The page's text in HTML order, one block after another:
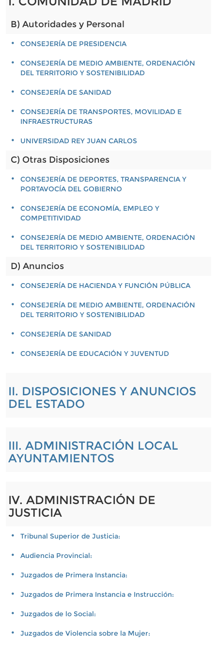
B) Autoridades y Personal
CONSEJERÍA DE PRESIDENCIA
CONSEJERÍA DE MEDIO AMBIENTE, ORDENACIÓN
DEL TERRITORIO Y SOSTENIBILIDAD
CONSEJERÍA DE SANIDAD
CONSEJERÍA DE TRANSPORTES, MOVILIDAD E
INFRAESTRUCTURAS
UNIVERSIDAD REY JUAN CARLOS
C) Otras Disposiciones
CONSEJERÍA DE DEPORTES, TRANSPARENCIA Y
PORTAVOCÍA DEL GOBIERNO
CONSEJERÍA DE ECONOMÍA, EMPLEO Y
COMPETITIVIDAD
CONSEJERÍA DE MEDIO AMBIENTE, ORDENACIÓN
DEL TERRITORIO Y SOSTENIBILIDAD
D) Anuncios
CONSEJERÍA DE HACIENDA Y FUNCIÓN PÚBLICA
CONSEJERÍA DE MEDIO AMBIENTE, ORDENACIÓN
DEL TERRITORIO Y SOSTENIBILIDAD
CONSEJERÍA DE SANIDAD
CONSEJERÍA DE EDUCACIÓN Y JUVENTUD
II. DISPOSICIONES Y ANUNCIOS
DEL ESTADO
III. ADMINISTRACIÓN LOCAL
AYUNTAMIENTOS
IV. ADMINISTRACIÓN DE
JUSTICIA
Tribunal Superior de Justicia:
Audiencia Provincial:
Juzgados de Primera Instancia:
Juzgados de Primera Instancia e Instrucción:
Juzgados de lo Social:
Juzgados de Violencia sobre la Mujer: